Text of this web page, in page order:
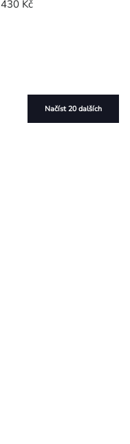
430 Kč
Načíst 20 dalších